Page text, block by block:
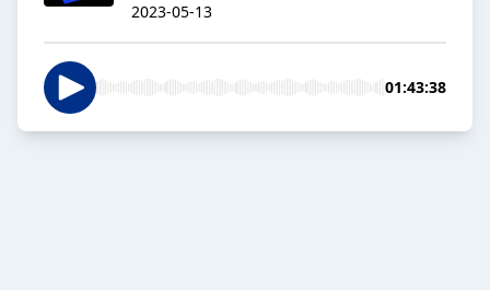
2023-05-13
01:43:38